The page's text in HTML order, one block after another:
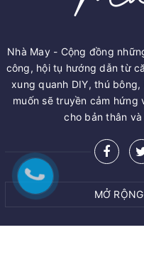
Nhà May - Cộng đồng
công, hội tụ hướng dẫn từ
xung quanh DIY, thú
muốn sẽ truyền cảm hứng
cho bản thân
MỞ